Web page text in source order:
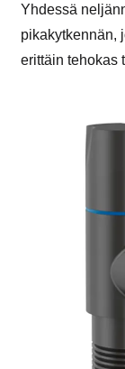
Yhdessä
pikakytkennän,
erittäin tehokas